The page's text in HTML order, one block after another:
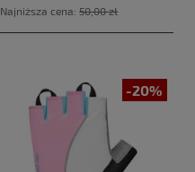
Najniższa cena:50,00 zł
-20%